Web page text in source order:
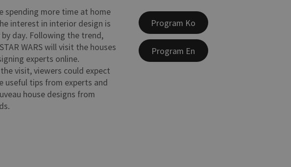
spending more time at home
interest in interior design is
day. Following the trend,
WARS will visit the houses
experts online.
visit, viewers could expect
useful tips from experts and
house designs from
Program Ko
Program En